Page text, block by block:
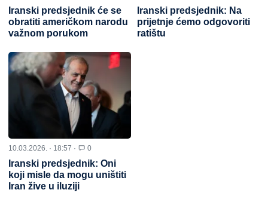
Iranski predsjednik će se
obratiti američkom narodu
važnom porukom
Iranski predsjednik: Na
prijetnje ćemo odgovoriti
ratištu
10.03.2026. · 18:57 · 0
Iranski predsjednik: Oni
koji misle da mogu uništiti
Iran žive u iluziji